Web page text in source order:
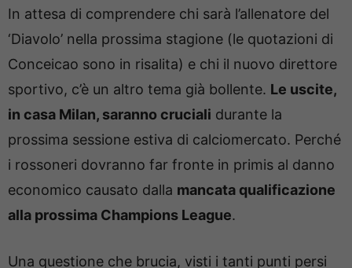
In attesa di comprendere chi sarà l’allenatore del
‘Diavolo’ nella prossima stagione (le quotazioni di
Conceicao sono in risalita) e chi il nuovo direttore
sportivo, c’è un altro tema già bollente. Le uscite,
in casa Milan, saranno cruciali durante la
prossima sessione estiva di calciomercato. Perché
i rossoneri dovranno far fronte in primis al danno
economico causato dalla mancata qualificazione
alla prossima Champions League.
Una questione che brucia, visti i tanti punti persi